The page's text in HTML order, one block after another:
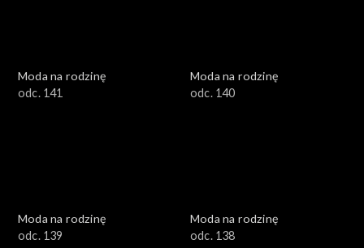
Moda na rodzinę
odc. 141
Moda na rodzinę
odc. 140
Moda na rodzinę
odc. 139
Moda na rodzinę
odc. 138